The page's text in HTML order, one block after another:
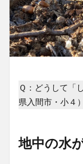
Ｑ：どうして「
県入間市・小４）
地中の水